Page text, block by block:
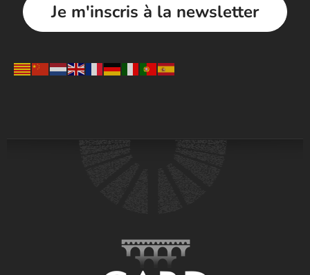
Je m'inscris à la newsletter